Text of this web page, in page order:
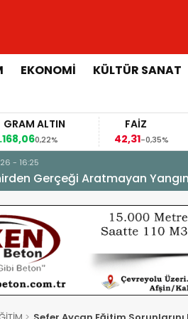
EKONOMİ KÜLTÜR SANAT
GRAM ALTIN
0,22%
FAİZ
42,31-0,35%
- 16:25
Gerçeği Aratmayan